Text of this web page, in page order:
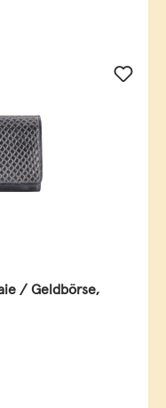
/ Geldbörse,